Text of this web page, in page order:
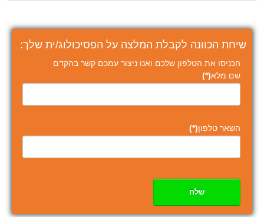
שיחת הכוונה לקבלת המלצה על הפסיכולוג/ית שלך:
הכניסו את הטלפון שלכם ואנו ניצור עמכם קשר בהקדם
שם מלא(*)
השאר טלפון(*)
שלח